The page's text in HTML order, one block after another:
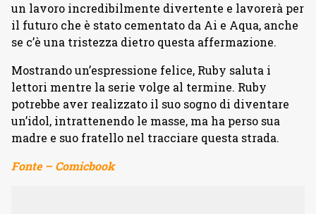
un lavoro incredibilmente divertente e lavorerà per
il futuro che è stato cementato da Ai e Aqua, anche
se c’è una tristezza dietro questa affermazione.
Mostrando un’espressione felice, Ruby saluta i
lettori mentre la serie volge al termine. Ruby
potrebbe aver realizzato il suo sogno di diventare
un’idol, intrattenendo le masse, ma ha perso sua
madre e suo fratello nel tracciare questa strada.
Fonte – Comicbook